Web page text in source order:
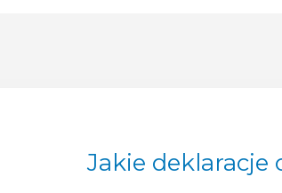
Jakie deklaracje